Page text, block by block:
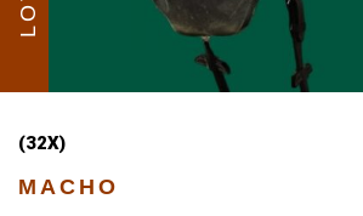
(32X)
MACHO